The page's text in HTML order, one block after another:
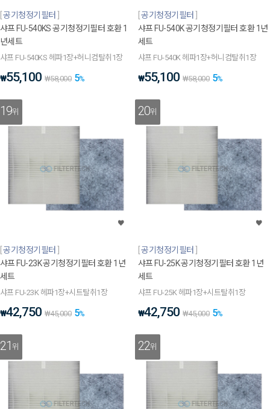
공기청정기필터
샤프 FU-540KS 공기청정기필터 호환 1
년세트
샤프 FU-540KS 헤파1장+허니컴탈취1장
₩55,100 ₩58,000 5%
공기청정기필터
샤프 FU-540K 공기청정기필터 호환 1년
세트
샤프 FU-540K 헤파1장+허니컴탈취1장
₩55,100 ₩58,000 5%
19위
공기청정기필터
샤프 FU-23K 공기청정기필터 호환 1년
세트
샤프 FU-23K 헤파1장+시트탈취1장
₩42,750 ₩45,000 5%
20위
공기청정기필터
샤프 FU-25K 공기청정기필터 호환 1년
세트
샤프 FU-25K 헤파1장+시트탈취1장
₩42,750 ₩45,000 5%
21위 22위